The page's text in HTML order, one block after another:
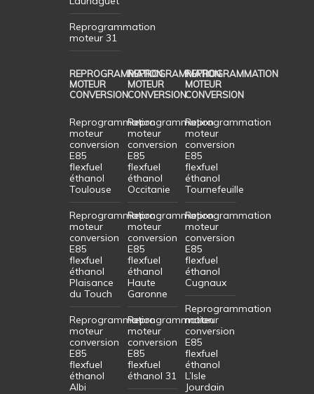
Reprogrammation
moteur 31
REPROGRAMMATION
MOTEUR
CONVERSION
Reprogrammation
moteur
conversion
E85
flexfuel
éthanol
Toulouse
Reprogrammation
moteur
conversion
E85
flexfuel
éthanol
Plaisance
du Touch
Reprogrammation
moteur
conversion
E85
flexfuel
éthanol
Albi
REPROGRAMMATION
MOTEUR
CONVERSION
Reprogrammation
moteur
conversion
E85
flexfuel
éthanol
Occitanie
Reprogrammation
moteur
conversion
E85
flexfuel
éthanol
Haute
Garonne
Reprogrammation
moteur
conversion
E85
flexfuel
éthanol 31
REPROGRAMMATION
MOTEUR
CONVERSION
Reprogrammation
moteur
conversion
E85
flexfuel
éthanol
Tournefeuille
Reprogrammation
moteur
conversion
E85
flexfuel
éthanol
Cugnaux
Reprogrammation
moteur
conversion
E85
flexfuel
éthanol
L’Isle
Jourdain